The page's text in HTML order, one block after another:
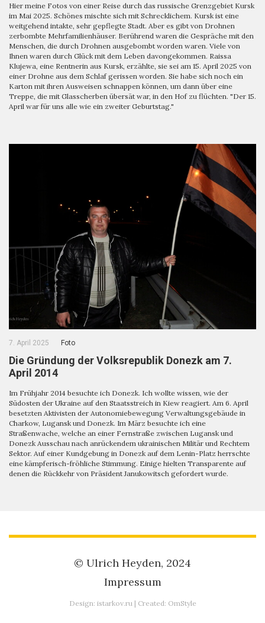
Hier meine Fotos von einer Reise durch das russische Grenzgebiet Kursk
im Mai 2025. Schönes mischte sich mit Schrecklichem. Kursk ist eine
weitgehend intakte, sehr gepflegte Stadt. Aber es gibt von Drohnen
zerbombte Mehrfamilienhäuser. Berührend waren die Gespräche mit den
Menschen, die durch Drohnen ausgebombt worden waren. Viele von
Ihnen waren durch Glück mit dem Leben davongekommen. Raissa
Klujewa, eine Rentnerin aus Kursk, erzählte, sie sei am 15. April 2025 von
einer Drohne aus dem Schlaf gerissen worden. Sie habe sich noch ein
Karton mit ihren Ausweisen schnappen können, um dann über eine
Treppe, die mit Glasscherben übersät war, in den Hof zu flüchten. "Der 15.
April war für uns alle wie ein zweiter Geburtstag."
7. April 2025 Foto
Die Gründung der Volksrepublik Donezk am 7.
April 2014
Im Frühjahr 2014 besuchte ich Donezk. Ich wollte wissen, wie der
Südosten der Ukraine auf den Staatsstreich in Kiew reagiert. Am 6. April
besetzten Aktivisten der Autonomiebewegung Verwaltungsgebäude in
Charkow, Lugansk und Donezk. Im März besuchte ich eine
Straßenwache, welche an einer Fernstraße zwischen Lugansk und
Donezk Ausschau nach anrückendem ukrainischen Militär und Rechtem
Sektor. Auf einer Kundgebung in Donezk auf dem Lenin-Platz herrschte
eine kämpferisch-fröhliche Stimmung. Einige hielten Transparente auf
denen die Rückkehr von Präsident Janukowitsch gefordert wurde.
© Ulrich Heyden, 2024
Impressum
Design: istarkov.ru| Created: OmStyle